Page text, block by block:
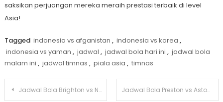
saksikan perjuangan mereka meraih prestasi terbaik di level
Asia!
Tagged indonesia vs afganistan , indonesia vs korea ,
indonesia vs yaman , jadwal , jadwal bola hari ini , jadwal bola
malam ini , jadwal timnas , piala asia , timnas
Navigasi
Jadwal Bola Brighton vs Nottingham Forest Piala FA 30 Maret 2025 Jadwal Bola Preston vs Aston Villa Piala FA 30 Maret 2025